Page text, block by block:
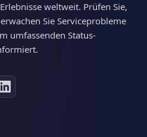
weltweit. Prüfen Sie,
Sie Serviceprobleme
umfassenden Status-